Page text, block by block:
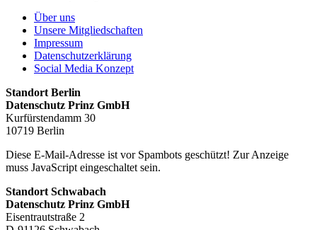
Über uns
Unsere Mitgliedschaften
Impressum
Datenschutzerklärung
Social Media Konzept
Standort Berlin
Datenschutz Prinz GmbH
Kurfürstendamm 30
10719 Berlin
Diese E-Mail-Adresse ist vor Spambots geschützt! Zur Anzeige
muss JavaScript eingeschaltet sein.
Standort Schwabach
Datenschutz Prinz GmbH
Eisentrautstraße 2